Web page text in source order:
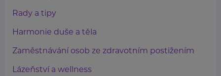
Rady a tipy
Harmonie duše a těla
Zaměstnávání osob ze zdravotním postižením
Lázeňství a wellness